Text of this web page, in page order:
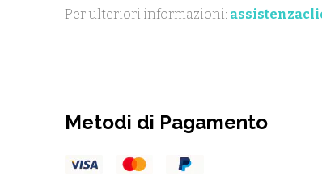
Per ulteriori informazioni:
Metodi di Pagamento